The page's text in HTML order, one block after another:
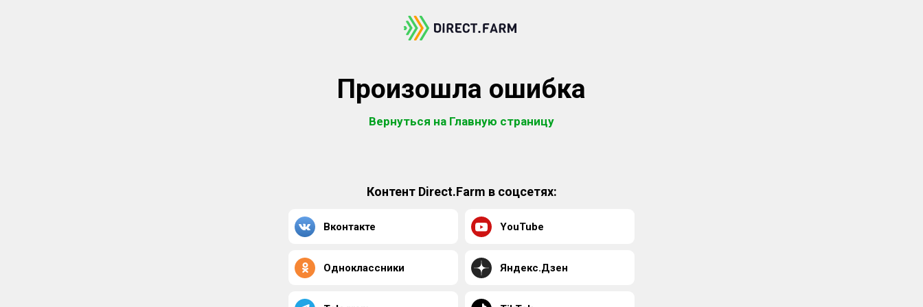
Произошла ошибка
Вернуться на Главную страницу
Контент Direct.Farm в соцсетях:
Вконтакте YouTube
Одноклассники Яндекс.Дзен